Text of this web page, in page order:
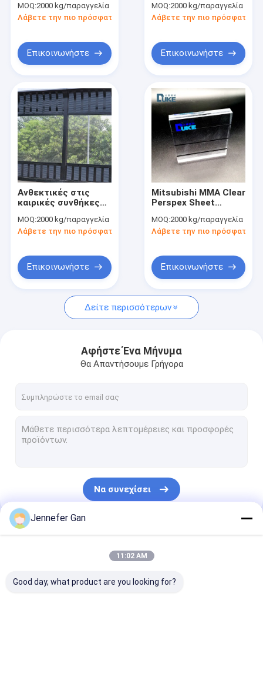
Προϊόντα
Περίπου εμείς
Γύρος εργοστασίων
Ποιοτικός έλεγχος
Ειδήσεις
Ζητήστε ένα απόσπασμα
Υγειονομικά ακρυλικά φύλλα
lgp ακρυλικό φύλλο
Υγιής φράκτης εμποδίων
Ακρυλικό φύλλο παραθύρου RV
Ανθεκτικό στις συγκρούσεις ακρυλικό
Ακρυλικό φύλλο για ενυδρείο
παγωμένο ακρυλικό φύλλο
MOQ:2000 kg/παραγγελία
Λάβετε την πιο πρόσφατη τιμή
Επικοινωνήστε
φραγίδα πυρόσβεση
MOQ:2000 kg/παραγγελία
Λάβετε την πιο πρόσφατη
Επικοινωνήστε
Ανθεκτικές στις
καιρικές συνθήκες
πλεξίγλασμα
Πίνακες Φραγμός
MOQ:2000 kg/παραγγελία
Λάβετε την πιο πρόσφατη τιμή
Επικοινωνήστε
Mitsubishi MMA Clear
Perspex Sheet
Ηχητικό φραγμό
2m*2m
MOQ:2000 kg/παραγγελία
Λάβετε την πιο πρόσφατη
Επικοινωνήστε
Δείτε περισσότερων
Αφήστε Ένα Μήνυμα
Θα Απαντήσουμε Γρήγορα
Να συνεχίσει
Οι Κατηγορίες Μας
Jennefer Gan
11:02 AM
Good day, what product are you looking for?